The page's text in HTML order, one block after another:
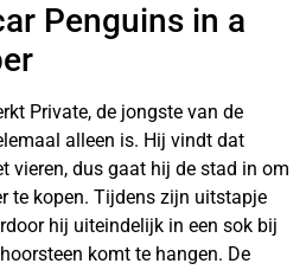
Penguins in a
Private, de jongste van de
alleen is. Hij vindt dat
vieren, dus gaat hij de stad in om
te kopen. Tijdens zijn uitstapje
hij uiteindelijk in een sok bij
komt te hangen. De